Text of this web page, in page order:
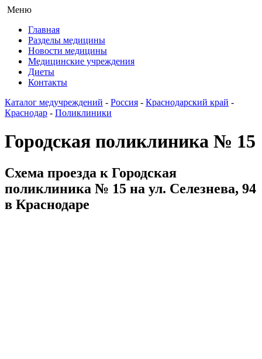
Меню
Главная
Разделы медицины
Новости медицины
Медицинские учреждения
Диеты
Контакты
Каталог медучреждений - Россия - Краснодарский край -
Краснодар - Поликлиники
Городская поликлиника № 15
Схема проезда к Городская
поликлиника № 15 на ул. Селезнева, 94
в Краснодаре